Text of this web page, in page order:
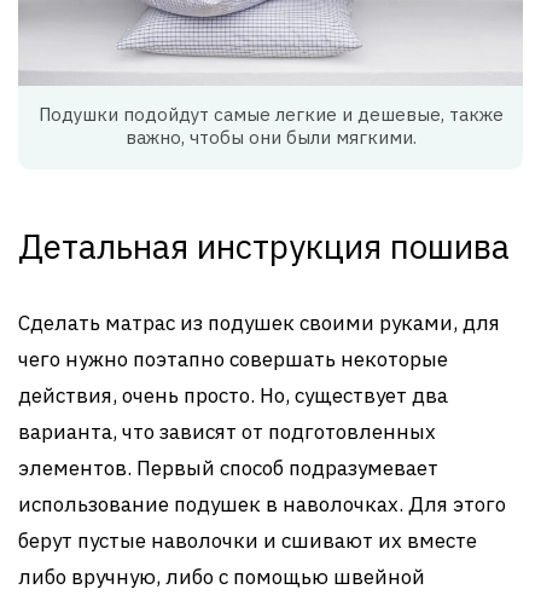
Подушки подойдут самые легкие и дешевые, также
важно, чтобы они были мягкими.
Детальная инструкция пошива
Сделать матрас из подушек своими руками, для
чего нужно поэтапно совершать некоторые
действия, очень просто. Но, существует два
варианта, что зависят от подготовленных
элементов. Первый способ подразумевает
использование подушек в наволочках. Для этого
берут пустые наволочки и сшивают их вместе
либо вручную, либо с помощью швейной